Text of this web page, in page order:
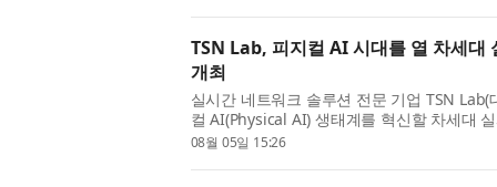
TSN Lab, 피지컬 AI 시대를 열 차세대
개최
실시간 네트워크 솔루션 전문 기업 TSN
컬 AI(Physical AI) 생태계를 혁신할 차세대
이는 첫 번째 공식 기술 시연회를 개최한다.
08월 05일 15:26